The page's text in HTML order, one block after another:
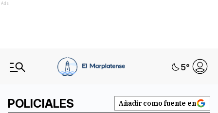
Ads
5°
POLICIALES Añadir como fuente en